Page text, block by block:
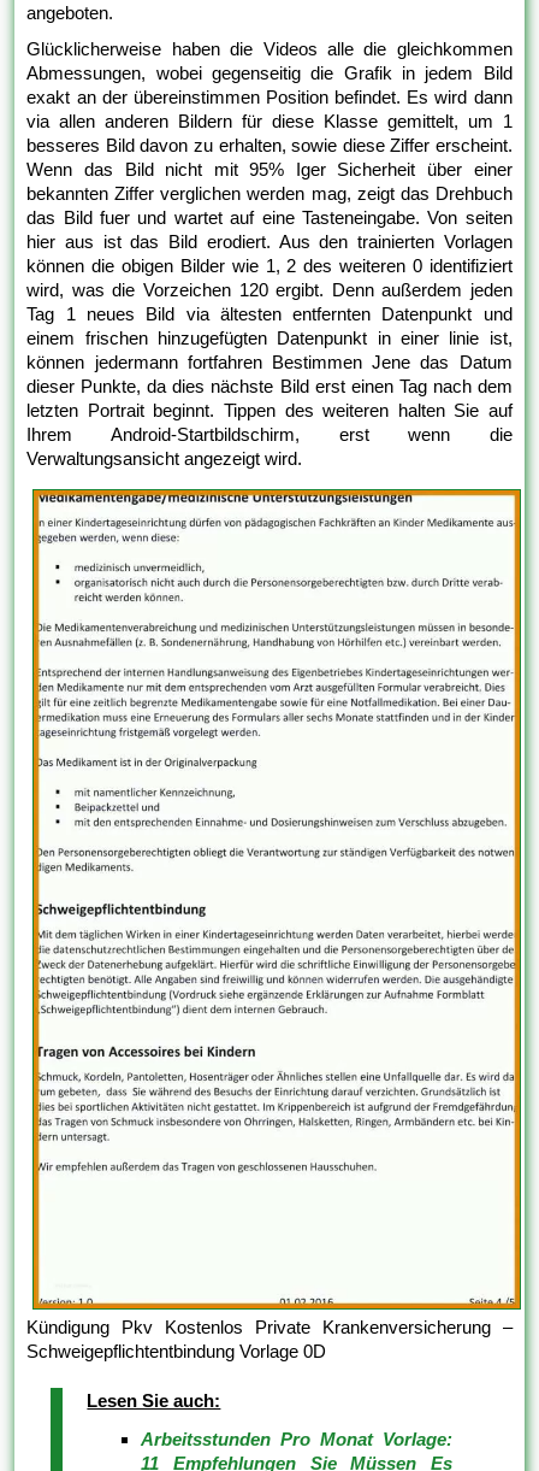
angeboten.
Glücklicherweise haben die Videos alle die gleichkommen
Abmessungen, wobei gegenseitig die Grafik in jedem Bild
exakt an der übereinstimmen Position befindet. Es wird dann
via allen anderen Bildern für diese Klasse gemittelt, um 1
besseres Bild davon zu erhalten, sowie diese Ziffer erscheint.
Wenn das Bild nicht mit 95% Iger Sicherheit über einer
bekannten Ziffer verglichen werden mag, zeigt das Drehbuch
das Bild fuer und wartet auf eine Tasteneingabe. Von seiten
hier aus ist das Bild erodiert. Aus den trainierten Vorlagen
können die obigen Bilder wie 1, 2 des weiteren 0 identifiziert
wird, was die Vorzeichen 120 ergibt. Denn außerdem jeden
Tag 1 neues Bild via ältesten entfernten Datenpunkt und
einem frischen hinzugefügten Datenpunkt in einer linie ist,
können jedermann fortfahren Bestimmen Jene das Datum
dieser Punkte, da dies nächste Bild erst einen Tag nach dem
letzten Portrait beginnt. Tippen des weiteren halten Sie auf
Ihrem Android-Startbildschirm, erst wenn die
Verwaltungsansicht angezeigt wird.
Kündigung Pkv Kostenlos Private Krankenversicherung –
Schweigepflichtentbindung Vorlage 0D
Lesen Sie auch:
Arbeitsstunden Pro Monat Vorlage:
11 Empfehlungen Sie Müssen Es